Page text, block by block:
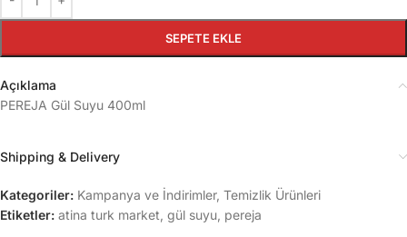
SEPETE EKLE
Açıklama
PEREJA Gül Suyu 400ml
Shipping & Delivery
Kategoriler: Kampanya ve İndirimler, Temizlik Ürünleri
Etiketler: atina turk market gül suyu pereja